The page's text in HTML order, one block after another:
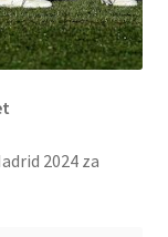
2024 za